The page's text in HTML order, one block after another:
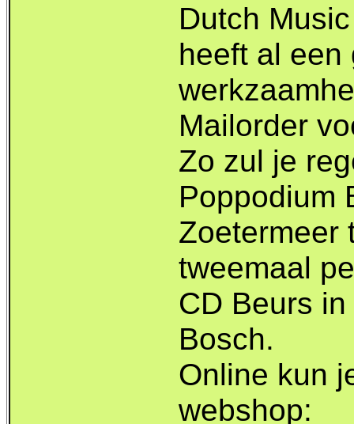
Dutch
heeft al een
Mailorder
Zo zul je
Poppodium
Zoetermeer
tweemaal
CD Beurs
Bosch.
Online kun
webshop: